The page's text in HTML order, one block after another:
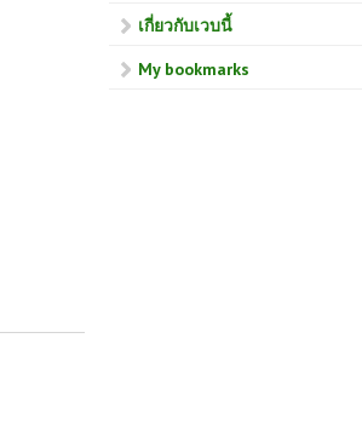
เกี่ยวกับเวบนี้
My bookmarks